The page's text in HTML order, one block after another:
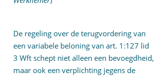
De regeling over de terugvordering van
een variabele beloning van art. 1:127 lid
3 Wft schept niet alleen een bevoegdheid,
maar ook een verplichting jegens de